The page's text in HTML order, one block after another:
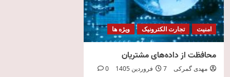
امنیت تجارت الکترونیک ویژه ها
محافظت از داده‌های مشتریان
مهدی گمرکی 7 فروردین 1405 0